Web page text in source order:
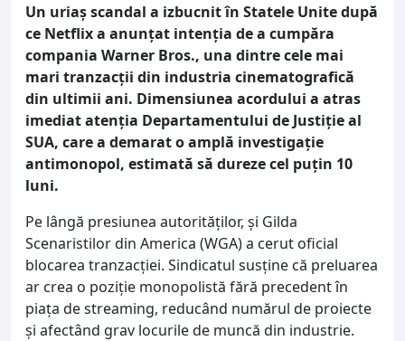
Un uriaș scandal a izbucnit în Statele Unite după
ce Netflix a anunțat intenția de a cumpăra
compania Warner Bros., una dintre cele mai
mari tranzacții din industria cinematografică
din ultimii ani. Dimensiunea acordului a atras
imediat atenția Departamentului de Justiție al
SUA, care a demarat o amplă investigație
antimonopol, estimată să dureze cel puțin 10
luni.
Pe lângă presiunea autorităților, și Gilda
Scenaristilor din America (WGA) a cerut oficial
blocarea tranzacției. Sindicatul susține că preluarea
ar crea o poziție monopolistă fără precedent în
piața de streaming, reducând numărul de proiecte
și afectând grav locurile de muncă din industrie.